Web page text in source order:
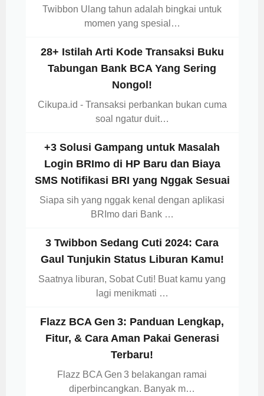
Twibbon Ulang tahun adalah bingkai untuk
momen yang spesial…
28+ Istilah Arti Kode Transaksi Buku
Tabungan Bank BCA Yang Sering
Nongol!
Cikupa.id - Transaksi perbankan bukan cuma
soal ngatur duit…
+3 Solusi Gampang untuk Masalah
Login BRImo di HP Baru dan Biaya
SMS Notifikasi BRI yang Nggak Sesuai
Siapa sih yang nggak kenal dengan aplikasi
BRImo dari Bank …
3 Twibbon Sedang Cuti 2024: Cara
Gaul Tunjukin Status Liburan Kamu!
Saatnya liburan, Sobat Cuti! Buat kamu yang
lagi menikmati …
Flazz BCA Gen 3: Panduan Lengkap,
Fitur, & Cara Aman Pakai Generasi
Terbaru!
Flazz BCA Gen 3 belakangan ramai
diperbincangkan. Banyak m…